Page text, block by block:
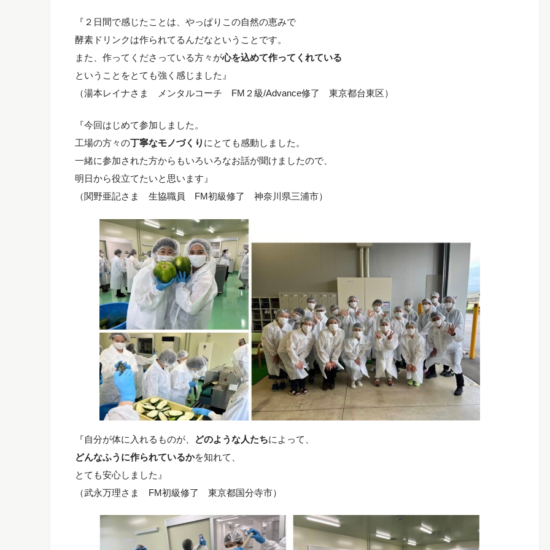
『２日間で感じたことは、やっぱりこの自然の恵みで
酵素ドリンクは作られてるんだなということです。
また、作ってくださっている方々が心を込めて作ってくれている
ということをとても強く感じました』
（湯本レイナさま メンタルコーチ FM２級/Advance修了 東京都台東区）
『今回はじめて参加しました。
工場の方々の丁寧なモノづくり にとても感動しました。
一緒に参加された方からもいろいろなお話が聞けましたので、
明日から役立てたいと思います』
（関野亜記さま 生協職員 FM初級修了 神奈川県三浦市）
『自分が体に入れるものが、 どのような人たちによって、
どんなふうに作られているかを知れて、
とても安心しました』
（武永万理さま FM初級修了 東京都国分寺市）